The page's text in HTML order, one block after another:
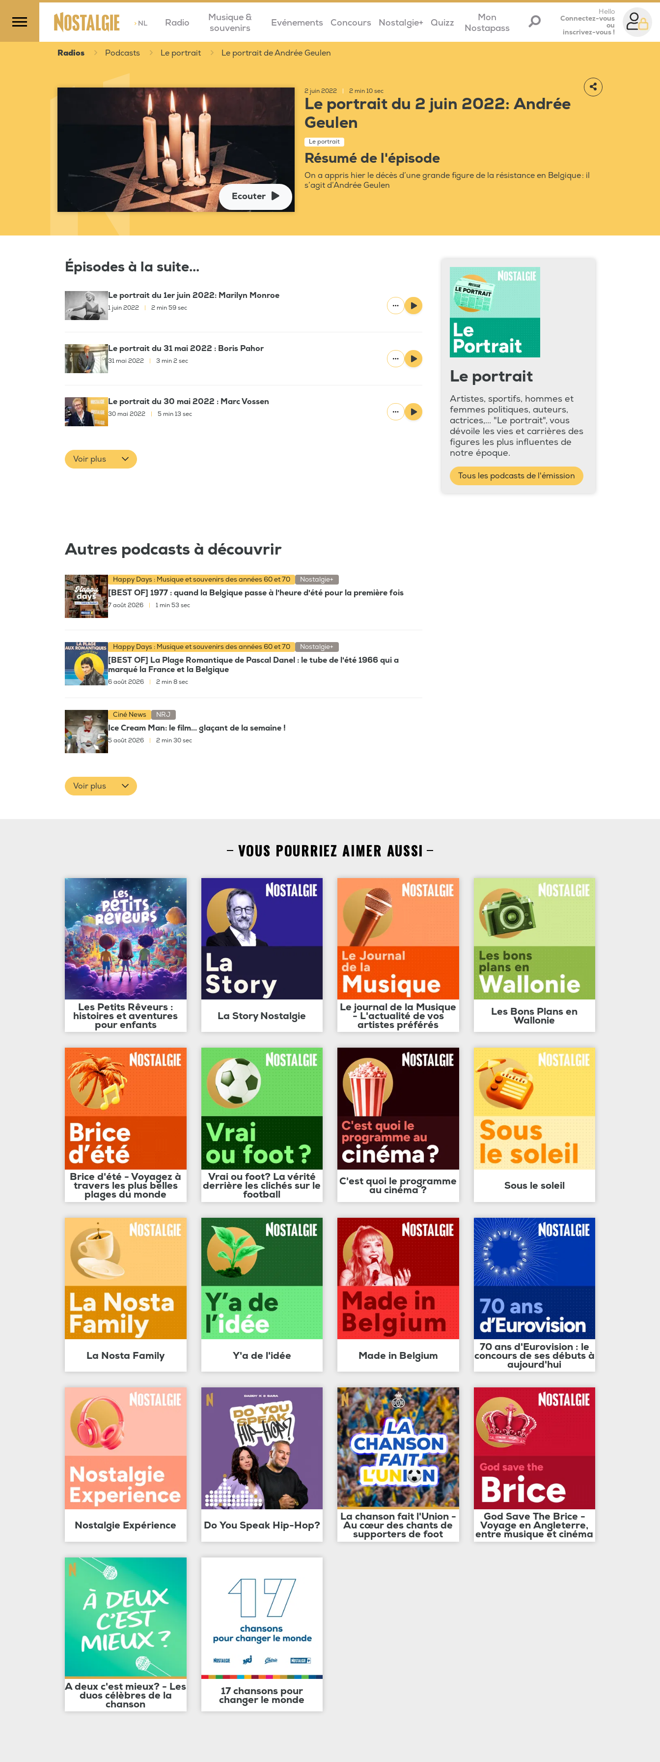
>NL Radio
Musique &
souvenirs
Evénements Concours Nostalgie+ Quizz
Mon
Nostapass
Hello
Connectez-vous
ou
inscrivez-vous !
Radios Podcasts Le portrait Le portrait de Andrée Geulen
Ecouter
2 juin 2022 2 min 10 sec
Le portrait du 2 juin 2022: Andrée
Geulen
Le portrait
Résumé de l'épisode
On a appris hier le décès d’une grande figure de la résistance en Belgique : il
s’agit d’Andrée Geulen
Épisodes à la suite...
Le portrait du 1er juin 2022: Marilyn Monroe
1 juin 2022 2 min 59 sec
Le portrait du 31 mai 2022 : Boris Pahor
31 mai 2022 3 min 2 sec
Le portrait du 30 mai 2022 : Marc Vossen
30 mai 2022 5 min 13 sec
Voir plus
Le portrait
Artistes, sportifs, hommes et
femmes politiques, auteurs,
actrices,... "Le portrait", vous
dévoile les vies et carrières des
figures les plus influentes de
notre époque.
Tous les podcasts de l'émission
Autres podcasts à découvrir
Happy Days : Musique et souvenirs des années 60 et 70 Nostalgie+
[BEST OF] 1977 : quand la Belgique passe à l'heure d'été pour la première fois
7 août 2026 1 min 53 sec
Happy Days : Musique et souvenirs des années 60 et 70 Nostalgie+
[BEST OF] La Plage Romantique de Pascal Danel : le tube de l'été 1966 qui a
marqué la France et la Belgique
6 août 2026 2 min 8 sec
Ciné News NRJ
Ice Cream Man: le film... glaçant de la semaine !
5 août 2026 | 2 min 30 sec
Voir plus
VOUS POURRIEZ AIMER AUSSI
Les Petits Rêveurs :
histoires et aventures
pour enfants
La Story Nostalgie
Le journal de la Musique
- L'actualité de vos
artistes préférés
Les Bons Plans en
Wallonie
Brice d'été - Voyagez à
travers les plus belles
plages du monde
Vrai ou foot? La vérité
derrière les clichés sur le
football
C'est quoi le programme
au cinéma ? Sous le soleil
La Nosta Family Y'a de l'idée Made in Belgium
70 ans d'Eurovision : le
concours de ses débuts à
aujourd'hui
Nostalgie Expérience Do You Speak Hip-Hop?
La chanson fait l'Union -
Au cœur des chants de
supporters de foot
God Save The Brice -
Voyage en Angleterre,
entre musique et cinéma
A deux c'est mieux? - Les
duos célèbres de la
chanson
17 chansons pour
changer le monde